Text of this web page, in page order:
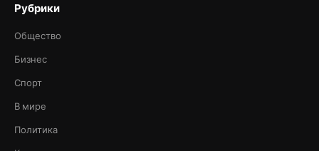
Рубрики
Общество
Бизнес
Спорт
В мире
Политика